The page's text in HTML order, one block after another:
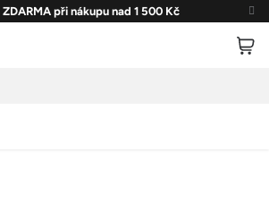
při nákupu nad 1 500 Kč